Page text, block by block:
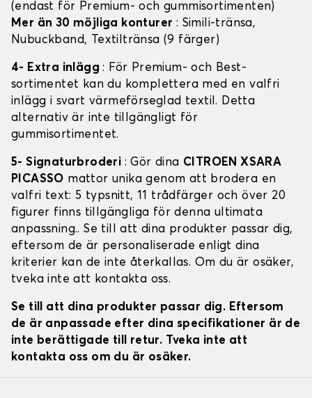
(endast för Premium- och gummisortimenten)
Mer än 30 möjliga konturer : Simili-tränsa,
Nubuckband, Textiltränsa (9 färger)
4- Extra inlägg: För Premium- och Best-
sortimentet kan du komplettera med en valfri
inlägg i svart värmeförseglad textil. Detta
alternativ är inte tillgängligt för
gummisortimentet.
5- Signaturbroderi : Gör dina CITROEN XSARA
PICASSO mattor unika genom att brodera en
valfri text: 5 typsnitt, 11 trådfärger och över 20
figurer finns tillgängliga för denna ultimata
anpassning.. Se till att dina produkter passar dig,
eftersom de är personaliserade enligt dina
kriterier kan de inte återkallas. Om du är osäker,
tveka inte att kontakta oss.
Se till att dina produkter passar dig. Eftersom
de är anpassade efter dina specifikationer är de
inte berättigade till retur. Tveka inte att
kontakta oss om du är osäker.